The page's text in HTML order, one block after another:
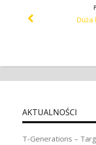
Duża
AKTUALNOŚCI
T-Generations –